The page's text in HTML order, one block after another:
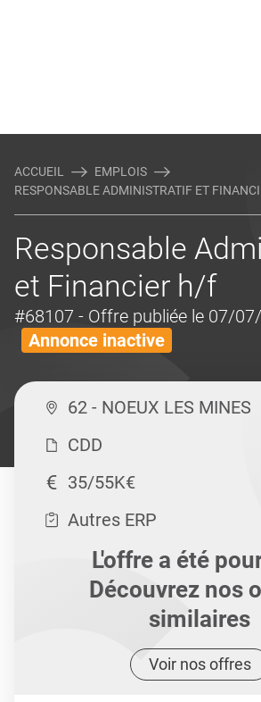
ACCUEIL
EMPLOIS
RESPONSABLE ADMINISTRATIF ET
Responsable
et Financier h/f
#68107 - Offre publiée le 07/
Annonce inactive
62 - NOEUX LES MINES
CDD
35/55K€
Autres ERP
L'offre a été
Découvrez nos
similaires
Voir nos offres